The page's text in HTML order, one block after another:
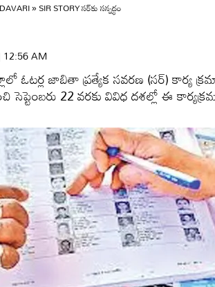
»SIR STORY సర్‌కు సన్నద్ధం
12:56 AM
ఓటర్ల జాబితా ప్రత్యేక సవరణ (సర్‌) కార్య
22 వరకు వివిధ దశల్లో ఈ